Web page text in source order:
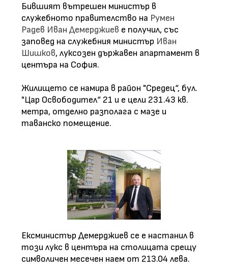
Бившият вътрешен министър в
служебното правителство на Румен
Радев Иван Демерджиев е получил, със
заповед на служебния министър Иван
Шишков, луксозен държавен апартамент в
центъра на София.
Жилището се намира в район "Средец“, бул.
"Цар Освободител“ 21 и е цели 231.43 кв.
метра, отделно разполага с мазе и
таванско помещение.
Ексминистър Демерджиев се е настанил в
този лукс в центъра на столицата срещу
символичен месечен наем от 213.04 лева.